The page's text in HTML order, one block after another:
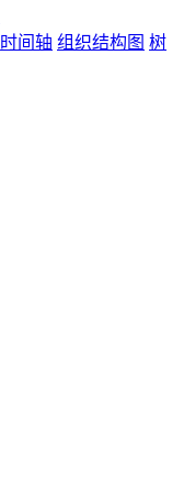
时间轴 组织结构图 树